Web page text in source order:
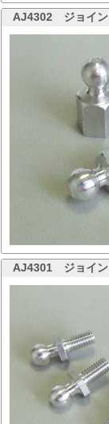
AJ4302 ジョイ
AJ4301 ジョイ